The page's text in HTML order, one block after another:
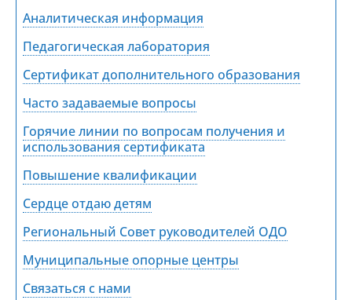
Аналитическая информация
Педагогическая лаборатория
Сертификат дополнительного образования
Часто задаваемые вопросы
Горячие линии по вопросам получения и
использования сертификата
Повышение квалификации
Сердце отдаю детям
Региональный Совет руководителей ОДО
Муниципальные опорные центры
Связаться с нами